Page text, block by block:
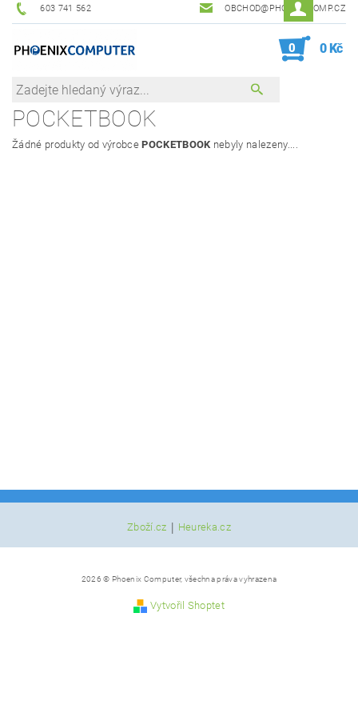
603 741 562 OBCHOD@PHOENIXCOMP.CZ
0 0 Kč
POCKETBOOK
Žádné produkty od výrobcePOCKETBOOK nebyly nalezeny....
Zboží.cz | Heureka.cz
2026 © Phoenix Computer, všechna práva vyhrazena
Vytvořil Shoptet